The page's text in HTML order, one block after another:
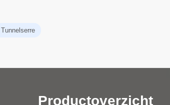
Productoverzicht